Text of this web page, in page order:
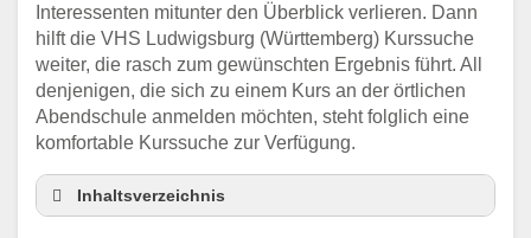
Interessenten mitunter den Überblick verlieren. Dann
hilft die VHS Ludwigsburg (Württemberg) Kurssuche
weiter, die rasch zum gewünschten Ergebnis führt. All
denjenigen, die sich zu einem Kurs an der örtlichen
Abendschule anmelden möchten, steht folglich eine
komfortable Kurssuche zur Verfügung.
Inhaltsverzeichnis